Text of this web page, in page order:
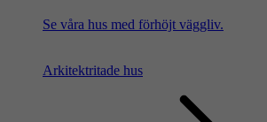
Se våra hus med förhöjt väggliv.
Arkitektritade hus